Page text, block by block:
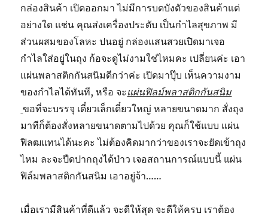
กล่องสินค้า เปิดออกมา ไม่มีการบดบังตัวของสินค้าแต่
อย่างใด แช่น คุณส่งเครื่องประดับ เป็นกำไลสุขภาพ มี
ส่วนผสมของโลหะ ปนอยู่ กล่องแสนสวยเปิดมาเจอ
กำไลใส่อยู่ในถุง ก้อจะดูไม่งามใช่ไหมคะ เปลี่ยนค่ะ เอา
แผ่นพลาสติกกันสนิมดีกว่าค่ะ เปิดมาปุ๊บ เห็นความงาม
ของกำไลได้ทันที, หรือ จะ แผ่นฟิลม์พลาสติกกันสนิม
ขอที่จะบรรจุ เดี๋ยวเล็กเดี๋ยวใหญ่ หลายขนาดมาก สั่งถุง
มาทีก็ต้องสั่งหลายขนาดตามไปด้วย คุณก็ใช้แบบ แผ่น
ฟิลฒแทนได้นะคะ ไม่ต้องคิดมากว่าของเราจะยัดเข้าถุง
ไหม ละจะปืดปากถุงได้ป่าว เจอสถานการณ์แบบนี้ แผ่น
ฟิล์มพลาสติกกันสนิม เอาอยู่จ้า……
เมื่อเรามีสินค้าที่ดีแล้ว จะดีให้สุด จะดีให้ครบ เราต้อง